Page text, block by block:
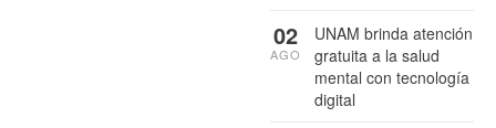
UNAM brinda atención
gratuita a la salud
mental con tecnología
digital
02
AGO